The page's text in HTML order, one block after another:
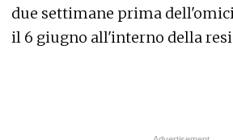
due settimane prima
il 6 giugno all'interno della